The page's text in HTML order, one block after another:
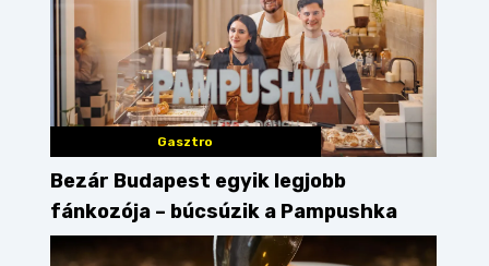
Gasztro
Bezár Budapest egyik legjobb
fánkozója – búcsúzik a Pampushka